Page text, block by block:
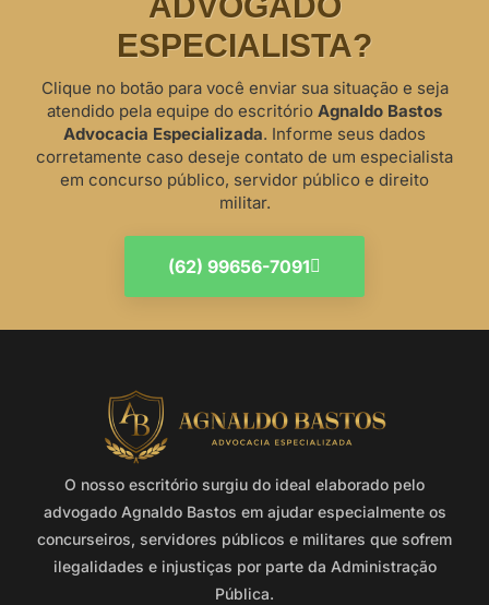
ESPECIALISTA?
Clique no botão para você enviar sua situação e seja
atendido pela equipe do escritório Agnaldo Bastos
Advocacia Especializada. Informe seus dados
corretamente caso deseje contato de um especialista
em concurso público, servidor público e direito
militar.
(62) 99656-7091
O nosso escritório surgiu do ideal elaborado pelo
advogado Agnaldo Bastos em ajudar especialmente os
concurseiros, servidores públicos e militares que sofrem
ilegalidades e injustiças por parte da Administração
Pública.